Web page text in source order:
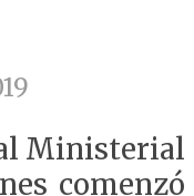
Ministerial
comenzó